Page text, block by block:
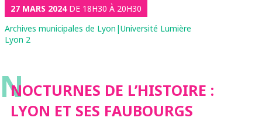
27 MARS 2024DE 18H30 À 20H30
Archives municipales de Lyon|Université Lumière
Lyon 2
N
NOCTURNES DE L’HISTOIRE :
LYON ET SES FAUBOURGS